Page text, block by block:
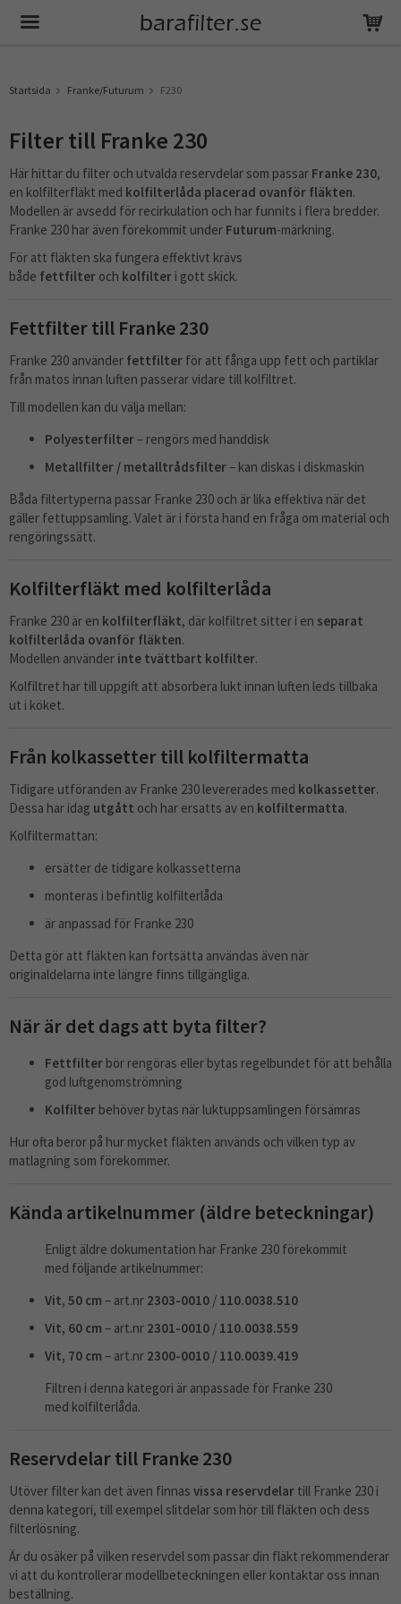
Startsida Franke/Futurum F230
Filter till Franke 230
Här hittar du filter och utvalda reservdelar som passar Franke 230,
en kolfilterfläkt med kolfilterlåda placerad ovanför fläkten.
Modellen är avsedd för recirkulation och har funnits i flera bredder.
Franke 230 har även förekommit under Futurum-märkning.
För att fläkten ska fungera effektivt krävs
både fettfilter och kolfilter i gott skick.
Fettfilter till Franke 230
Franke 230 använder fettfilter för att fånga upp fett och partiklar
från matos innan luften passerar vidare till kolfiltret.
Till modellen kan du välja mellan:
Polyesterfilter– rengörs med handdisk
Metallfilter / metalltrådsfilter– kan diskas i diskmaskin
Båda filtertyperna passar Franke 230 och är lika effektiva när det
gäller fettuppsamling. Valet är i första hand en fråga om material och
rengöringssätt.
Kolfilterfläkt med kolfilterlåda
Franke 230 är en kolfilterfläkt, där kolfiltret sitter i en separat
kolfilterlåda ovanför fläkten.
Modellen använder inte tvättbart kolfilter.
Kolfiltret har till uppgift att absorbera lukt innan luften leds tillbaka
ut i köket.
Från kolkassetter till kolfiltermatta
Tidigare utföranden av Franke 230 levererades med kolkassetter.
Dessa har idag utgått och har ersatts av en kolfiltermatta.
Kolfiltermattan:
ersätter de tidigare kolkassetterna
monteras i befintlig kolfilterlåda
är anpassad för Franke 230
Detta gör att fläkten kan fortsätta användas även när
originaldelarna inte längre finns tillgängliga.
När är det dags att byta filter?
Fettfilter bör rengöras eller bytas regelbundet för att behålla
god luftgenomströmning
Kolfilter behöver bytas när luktuppsamlingen försämras
Hur ofta beror på hur mycket fläkten används och vilken typ av
matlagning som förekommer.
Kända artikelnummer (äldre beteckningar)
Enligt äldre dokumentation har Franke 230 förekommit
med följande artikelnummer:
Vit, 50 cm – art.nr 2303-0010 / 110.0038.510
Vit, 60 cm – art.nr 2301-0010 / 110.0038.559
Vit, 70 cm – art.nr 2300-0010 / 110.0039.419
Filtren i denna kategori är anpassade för Franke 230
med kolfilterlåda.
Reservdelar till Franke 230
Utöver filter kan det även finnas vissa reservdelar till Franke 230 i
denna kategori, till exempel slitdelar som hör till fläkten och dess
filterlösning.
Är du osäker på vilken reservdel som passar din fläkt rekommenderar
vi att du kontrollerar modellbeteckningen eller kontaktar oss innan
beställning.